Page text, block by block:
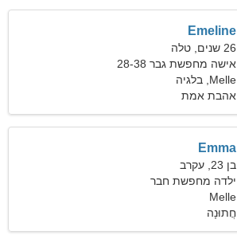
Emeline
26 שנים, טלה
אישה מחפשת גבר 28-38
Melle, בלגיה
אהבת אמת
Emma
בן 23, עקרב
ילדה מחפשת חבר
Melle
חֲתוּנָה